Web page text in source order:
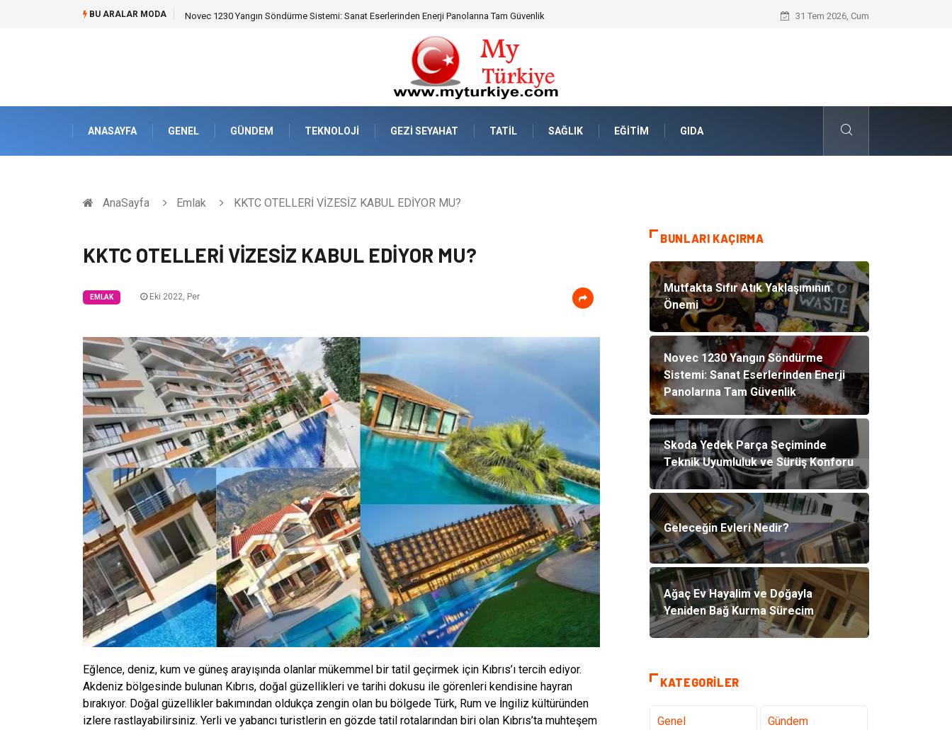
BU ARALAR MODA Skoda Yedek Parça Seçiminde Teknik Uyumluluk ve Sürüş Konforu Geleceğin Evleri Nedir?
31 Tem 2026, Cum
ANASAYFA GENEL GÜNDEM TEKNOLOJI GEZI SEYAHAT TATIL SAĞLIK EĞITIM GIDA
AnaSayfa Emlak KKTC OTELLERİ VİZESİZ KABUL EDİYOR MU?
KKTC OTELLERİ VİZESİZ KABUL EDİYOR MU?
EMLAK Eki 2022, Per
Eğlence, deniz, kum ve güneş arayışında olanlar mükemmel bir tatil geçirmek için Kıbrıs’ı tercih ediyor.
Akdeniz bölgesinde bulunan Kıbrıs, doğal güzellikleri ve tarihi dokusu ile görenleri kendisine hayran
bırakıyor. Doğal güzellikler bakımından oldukça zengin olan bu bölgede Türk, Rum ve İngiliz kültüründen
izlere rastlayabilirsiniz. Yerli ve yabancı turistlerin en gözde tatil rotalarından biri olan Kıbrıs’ta muhteşem
BUNLARI KAÇIRMA
Mutfakta Sıfır Atık Yaklaşımının
Önemi
Novec 1230 Yangın Söndürme
Sistemi: Sanat Eserlerinden Enerji
Panolarına Tam Güvenlik
Skoda Yedek Parça Seçiminde
Teknik Uyumluluk ve Sürüş Konforu
Geleceğin Evleri Nedir?
Ağaç Ev Hayalim ve Doğayla
Yeniden Bağ Kurma Sürecim
KATEGORILER
Genel Gündem